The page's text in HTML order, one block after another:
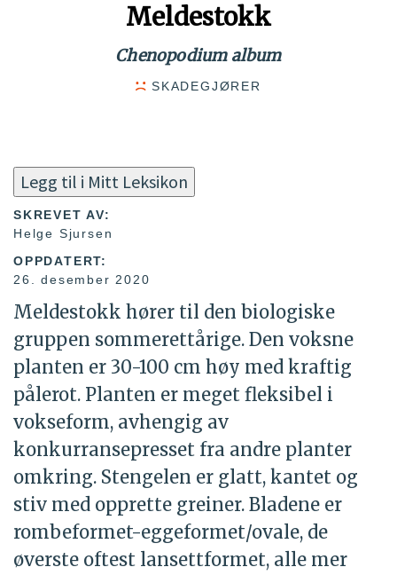
Meldestokk
Chenopodium album
SKADEGJØRER
Legg til i Mitt Leksikon
SKREVET AV:
Helge Sjursen
OPPDATERT:
26. desember 2020
Meldestokk hører til den biologiske
gruppen sommerettårige. Den voksne
planten er 30-100 cm høy med kraftig
pålerot. Planten er meget fleksibel i
vokseform, avhengig av
konkurransepresset fra andre planter
omkring. Stengelen er glatt, kantet og
stiv med opprette greiner. Bladene er
rombeformet-eggeformet/ovale, de
øverste oftest lansettformet, alle mer